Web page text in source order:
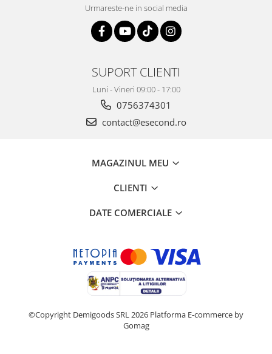
Urmareste-ne in social media
SUPORT CLIENTI
Luni - Vineri 09:00 - 17:00
0756374301
contact@esecond.ro
MAGAZINUL MEU
CLIENTI
DATE COMERCIALE
©Copyright Demigoods SRL 2026 Platforma E-commerce by
Gomag